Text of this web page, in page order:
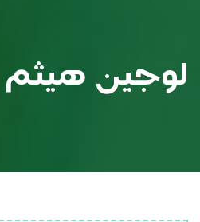
لوجين هيثم